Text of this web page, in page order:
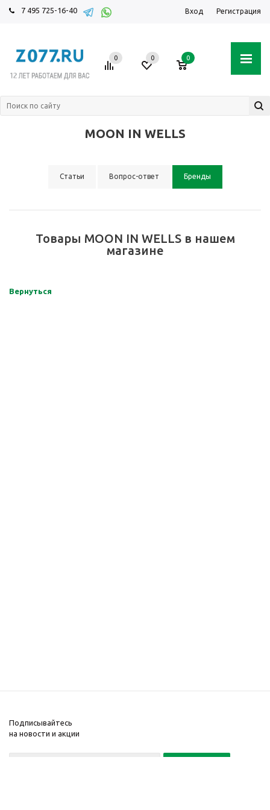
7 495 725-16-40 Вход Регистрация
0 0 0
MOON IN WELLS
Статьи Вопрос-ответ Бренды
Товары MOON IN WELLS в нашем
магазине
Вернуться
Подписывайтесь
на новости и акции